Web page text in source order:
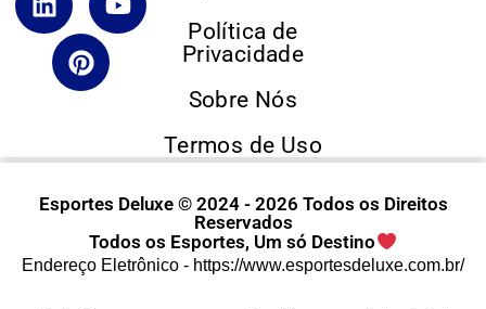
Política de
Privacidade
Sobre Nós
Termos de Uso
Esportes Deluxe © 2024 - 2026 Todos os Direitos
Reservados
Todos os Esportes, Um só Destino
Endereço Eletrônico - https://www.esportesdeluxe.com.br/